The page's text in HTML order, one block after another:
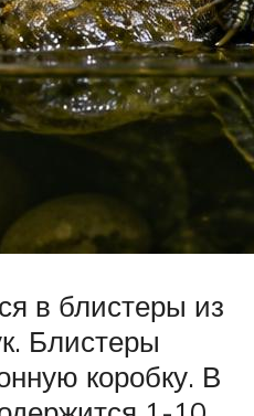
в блистеры из
Блистеры
коробку. В